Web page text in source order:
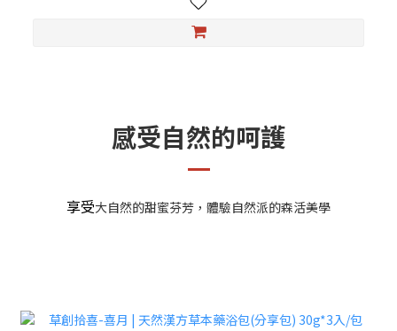
感受自然的呵護
享受大自然的甜蜜芬芳，體驗自然派的森活美學